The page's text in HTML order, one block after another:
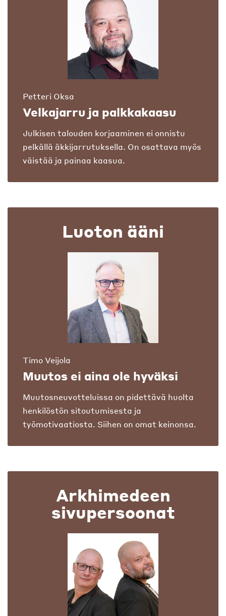
Petteri Oksa
Velkajarru ja palkkakaasu
Julkisen talouden korjaaminen ei onnistu
pelkällä äkkijarrutuksella. On osattava myös
väistää ja painaa kaasua.
Luoton ääni
Timo Veijola
Muutos ei aina ole hyväksi
Muutosneuvotteluissa on pidettävä huolta
henkilöstön sitoutumisesta ja
työmotivaatiosta. Siihen on omat keinonsa.
Arkhimedeen
sivupersoonat